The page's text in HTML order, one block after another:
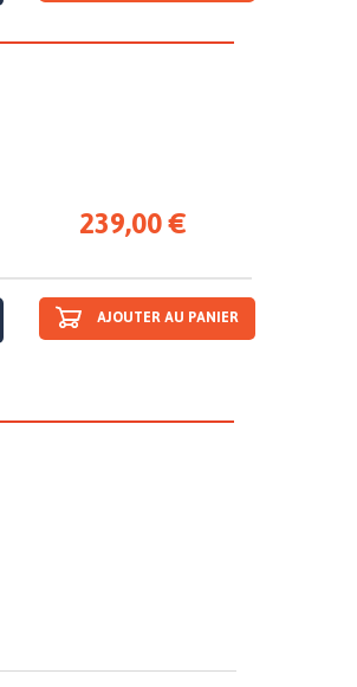
239,00 €
AJOUTER AU PANIER